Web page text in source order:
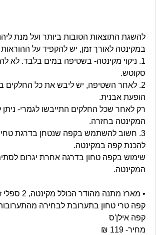
להשגת התוצאות הטובות ביותר ועל מנת
במקינטה לאורך זמן, יש להקפיד על
1. ניקוי מקינטה- בשטיפה במים בלבד. לא
סקוטש.
2. לאחר השטיפה, יש ליבש את כל החלקים
הופעת אבנית.
רק לאחר שכל החלקים התייבשו לגמרי-
המקינטה בחזרה.
3. חשוב להשתמש בקפה שנטחן בדרגת
להכנת קפה במקינטה.
שימוש בקפה טחון בדרגה אחרת יגרום
המקינטה.
קפה טרי טחון בתערובת לבחירה מהתערובות
קפה אילן'ס
מחיר- 119 ₪